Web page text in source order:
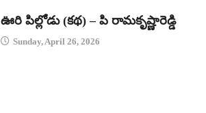
ఊరి పిల్లోడు (కథ) – పి రామకృష్ణారెడ్డి
Sunday, April 26, 2026